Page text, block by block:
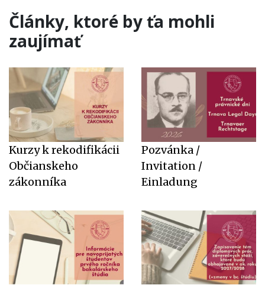
Články, ktoré by ťa mohli
zaujímať
Kurzy k rekodifikácii
Občianskeho
zákonníka
Pozvánka /
Invitation /
Einladung